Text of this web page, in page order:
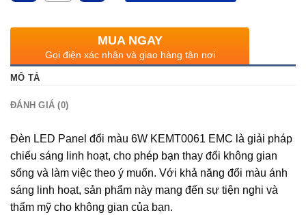
MUA NGAY
Gọi điện xác nhận và giao hàng tận nơi
MÔ TẢ
ĐÁNH GIÁ (0)
Đèn LED Panel đổi màu 6W KEMT0061 EMC là giải pháp
chiếu sáng linh hoạt, cho phép bạn thay đổi không gian
sống và làm việc theo ý muốn. Với khả năng đổi màu ánh
sáng linh hoạt, sản phẩm này mang đến sự tiện nghi và
thẩm mỹ cho không gian của bạn.